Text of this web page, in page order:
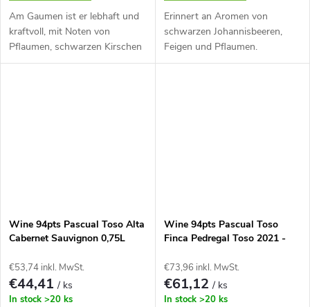
Am Gaumen ist er lebhaft und
kraftvoll, mit Noten von
Pflaumen, schwarzen Kirschen
und Beeren.
Erinnert an Aromen von
schwarzen Johannisbeeren,
Feigen und Pflaumen.
Wine 94pts Pascual Toso Alta
Cabernet Sauvignon 0,75L
€53,74 inkl. MwSt.
€44,41/ ks
In stock >20 ks
Wine 94pts Pascual Toso
Finca Pedregal Toso 2021 -
€73,96 inkl. MwSt.
€61,12/ ks
In stock >20 ks